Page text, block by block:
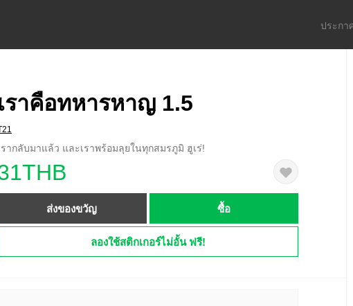
ประกา
ราคือทหารหาญ 1.5
รากลับมาแล้ว และเราพร้อมลุยในทุกสมรภูมิ ฮูเร่!
ส่งของขวัญ ซื้อ
ลองใช้สติกเกอร์ไม่อั้น ฟรี!